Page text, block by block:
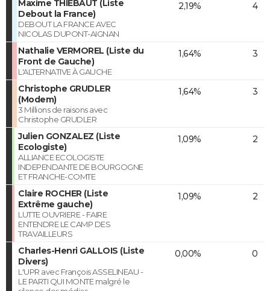
Maxime THIÉBAUT (Liste
Debout la France)
DEBOUT LA FRANCE AVEC
NICOLAS DUPONT-AIGNAN
2,19% 4
Nathalie VERMOREL (Liste du
Front de Gauche)
L'ALTERNATIVE À GAUCHE
1,64% 3
Christophe GRUDLER
(Modem)
3 Millions de raisons avec
Christophe GRUDLER
1,64% 3
Julien GONZALEZ (Liste
Ecologiste)
ALLIANCE ECOLOGISTE
INDEPENDANTE DE BOURGOGNE
ET FRANCHE-COMTE
1,09% 2
Claire ROCHER (Liste
Extrême gauche)
LUTTE OUVRIERE - FAIRE
ENTENDRE LE CAMP DES
TRAVAILLEURS
1,09% 2
Charles-Henri GALLOIS (Liste
Divers)
L'UPR avec François ASSELINEAU -
LE PARTI QUI MONTE malgré le
0,00% 0